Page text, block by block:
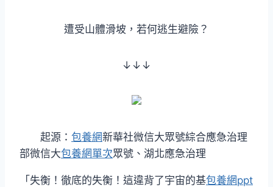
遭受山體滑坡，若何逃生避險？
↓↓↓
起源： 包養網新華社微信大眾號綜合應急治理
部微信大包養網單次眾號、湖北應急治理
「失衡！徹底的失衡！這違背了宇宙的基包養網ppt